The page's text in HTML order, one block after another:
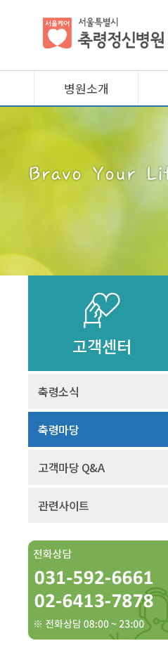
병원소개
고객센터
축령소식
축령마당
고객마당 Q&A
관련사이트